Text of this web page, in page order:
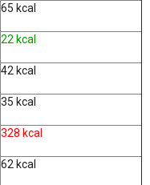
65 kcal
22 kcal
42 kcal
35 kcal
328 kcal
62 kcal